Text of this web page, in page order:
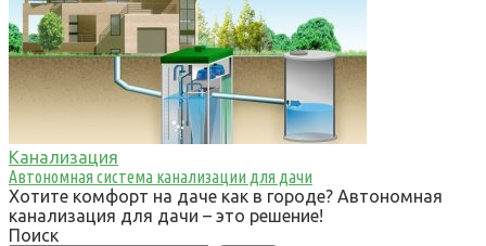
Канализация
Автономная система канализации для дачи
Хотите комфорт на даче как в городе? Автономная
канализация для дачи – это решение!
Поиск